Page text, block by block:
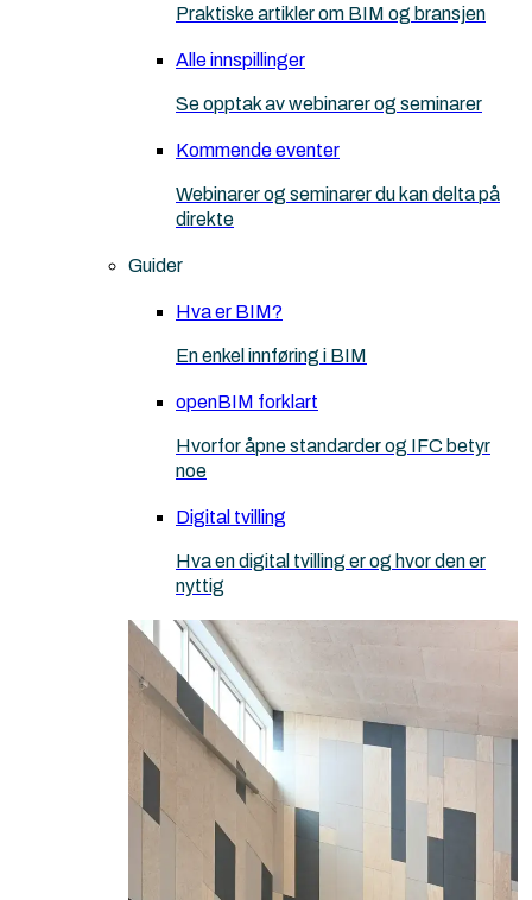
Praktiske artikler om BIM og bransjen
Alle innspillinger
Se opptak av webinarer og seminarer
Kommende eventer
Webinarer og seminarer du kan delta på
direkte
Guider
Hva er BIM?
En enkel innføring i BIM
openBIM forklart
Hvorfor åpne standarder og IFC betyr
noe
Digital tvilling
Hva en digital tvilling er og hvor den er
nyttig